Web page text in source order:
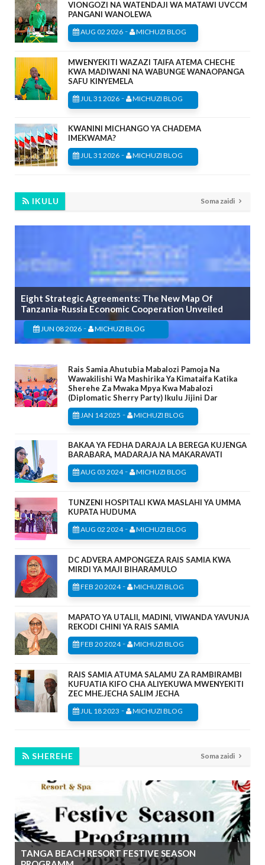
VIONGOZI NA WATENDAJI WA MATAWI UVCCM
PANGANI WANOLEWA
AUG 02 2026 - MICHUZI BLOG
MWENYEKITI WAZAZI TAIFA ATEMA CHECHE
KWA MADIWANI NA WABUNGE WANAOPANGA
SAFU KINYEMELA
JUL 31 2026 - MICHUZI BLOG
KWANINI MICHANGO YA CHADEMA
IMEKWAMA?
JUL 31 2026 - MICHUZI BLOG
IKULU Soma zaidi
Eight Strategic Agreements: The New Map Of
Tanzania-Russia Economic Cooperation Unveiled
JUN 08 2026 - MICHUZI BLOG
Rais Samia Ahutubia Mabalozi Pamoja Na
Wawakilishi Wa Mashirika Ya Kimataifa Katika
Sherehe Za Mwaka Mpya Kwa Mabalozi
(Diplomatic Sherry Party) Ikulu Jijini Dar
JAN 14 2025 - MICHUZI BLOG
BAKAA YA FEDHA DARAJA LA BEREGA KUJENGA
BARABARA, MADARAJA NA MAKARAVATI
AUG 03 2024- MICHUZI BLOG
TUNZENI HOSPITALI KWA MASLAHI YA UMMA
KUPATA HUDUMA
AUG 02 2024- MICHUZI BLOG
DC ADVERA AMPONGEZA RAIS SAMIA KWA
MIRDI YA MAJI BIHARAMULO
FEB 20 2024- MICHUZI BLOG
MAPATO YA UTALII, MADINI, VIWANDA YAVUNJA
REKODI CHINI YA RAIS SAMIA
FEB 20 2024- MICHUZI BLOG
RAIS SAMIA ATUMA SALAMU ZA RAMBIRAMBI
KUFUATIA KIFO CHA ALIYEKUWA MWENYEKITI
ZEC MHE.JECHA SALIM JECHA
JUL 18 2023 - MICHUZI BLOG
SHEREHE Soma zaidi
TANGA BEACH RESORT FESTIVE SEASON